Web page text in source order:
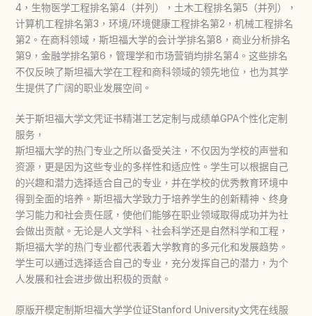
4，生物医学工程排名第4（并列），土木工程排名第5（并列），
计算机工程排名第3，环境/环境健康工程排名第2，机械工程排名
第2。在商科领域，斯坦福大学的会计学排名第8，商业分析排名
第9，金融学排名第6，管理学和市场营销均排名第4。这些排名
不仅反映了斯坦福大学在工程和商科领域的领先地位，也为其学
生提供了广阔的职业发展空间。
关于斯坦福大学文凭证书精湛工艺定制与成绩单GPA个性化定制
服务，
斯坦福大学的热门专业之所以备受关注，不仅因为学校的声誉和
资源，更是因为这些专业的多样性和适应性。学生可以根据自己
的兴趣和潜力选择适合自己的专业，并在学校的优秀教育环境中
得到全面的培养。斯坦福大学致力于培养学生的创新精神、终身
学习能力和社会责任感，使他们能够在职业领域取得成功并为社
会做出贡献。无论是人文学科、社会科学还是自然科学和工程，
斯坦福大学的热门专业都代表着大学教育的多元化和发展趋势。
学生可以通过选择适合自己的专业，充分发挥自己的潜力，为个
人发展和社会进步做出积极的贡献。
原版开模定制斯坦福大学学位证Stanford University文凭在线服